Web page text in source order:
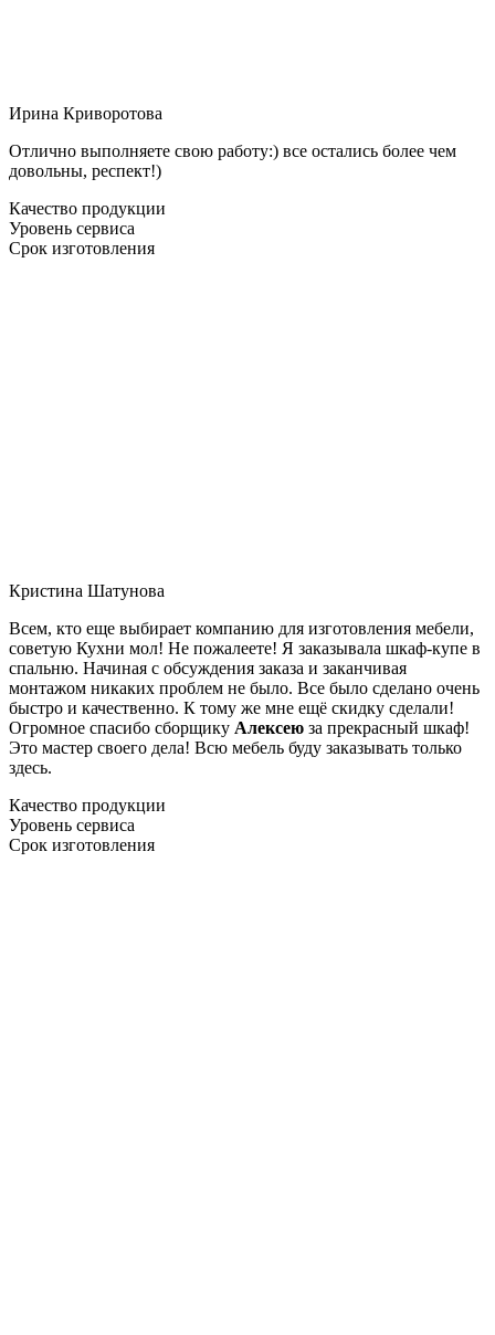
Ирина Криворотова
Отлично выполняете свою работу:) все остались более чем
довольны, респект!)
Качество продукции
Уровень сервиса
Срок изготовления
Кристина Шатунова
Всем, кто еще выбирает компанию для изготовления мебели,
советую Кухни мол! Не пожалеете! Я заказывала шкаф-купе в
спальню. Начиная с обсуждения заказа и заканчивая
монтажом никаких проблем не было. Все было сделано очень
быстро и качественно. К тому же мне ещё скидку сделали!
Огромное спасибо сборщику Алексею за прекрасный шкаф!
Это мастер своего дела! Всю мебель буду заказывать только
здесь.
Качество продукции
Уровень сервиса
Срок изготовления